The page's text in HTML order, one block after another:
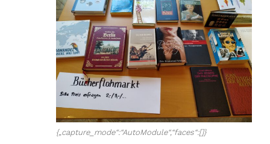
{„capture_mode“:“AutoModule“,“faces“:[]}